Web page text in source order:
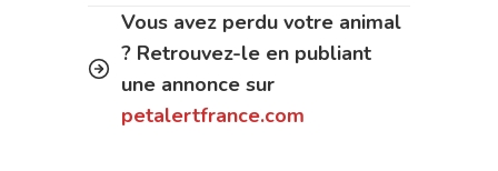
Vous avez perdu votre animal
? Retrouvez-le en publiant
une annonce sur
petalertfrance.com